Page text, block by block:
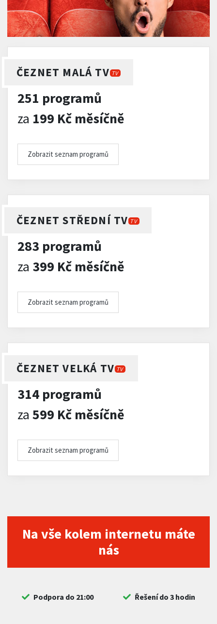
ČEZNET MALÁ TV TV
251 programů
za 199 Kč měsíčně
Zobrazit seznam programů
ČEZNET STŘEDNÍ TV TV
283 programů
za 399 Kč měsíčně
Zobrazit seznam programů
ČEZNET VELKÁ TV TV
314 programů
za 599 Kč měsíčně
Zobrazit seznam programů
Na vše kolem internetu máte
nás
Podpora do 21:00 Řešení do 3 hodin